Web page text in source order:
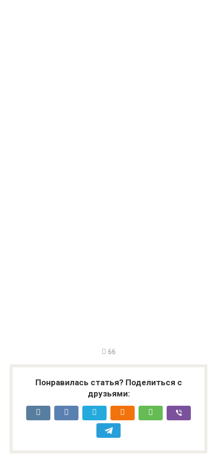
66
Понравилась статья? Поделиться с
друзьями: